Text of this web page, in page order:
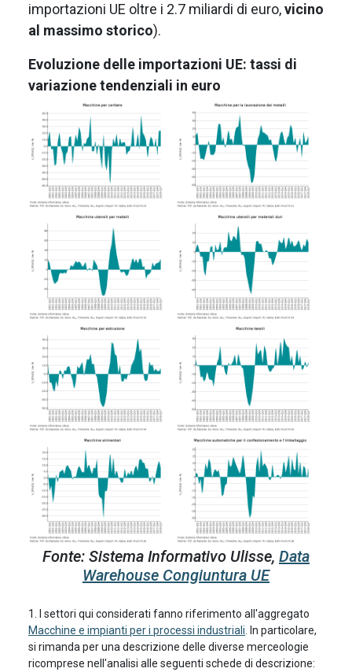
importazioni UE oltre i 2.7 miliardi di euro,vicino
al massimo storico).
Evoluzione delle importazioni UE: tassi di
variazione tendenziali in euro
Fonte: Sistema Informativo Ulisse, Data
Warehouse Congiuntura UE
1. I settori qui considerati fanno riferimento all'aggregato
Macchine e impianti per i processi industriali. In particolare,
si rimanda per una descrizione delle diverse merceologie
ricomprese nell'analisi alle seguenti schede di descrizione: